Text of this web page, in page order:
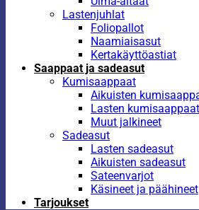
Lastenjuhlat
Foliopallot
Naamiaisasut
Kertakäyttöastiat
Saappaat ja sadeasut
Kumisaappaat
Aikuisten
Lasten kumisaappaat
Muut jalkineet
Sadeasut
Lasten sadeasut
Aikuisten sadeasut
Sateenvarjot
Käsineet ja päähineet
Tarjoukset